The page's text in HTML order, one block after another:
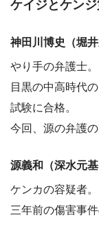
ケイジとケン
神田川博史（堀井
やり手の弁護士。
目黒の中高時代
試験に合格。
今回、源の弁護
源義和（深水元基
ケンカの容疑者。
三年前の傷害事